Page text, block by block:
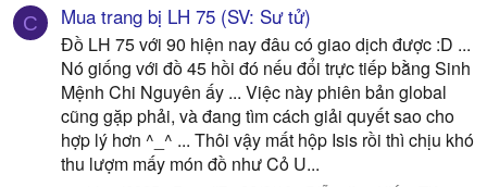
C Mua trang bị LH 75 (SV: Sư tử)
Đồ LH 75 với 90 hiện nay đâu có giao dịch được :D ...
Nó giống với đồ 45 hồi đó nếu đổi trực tiếp bằng Sinh
Mệnh Chi Nguyên ấy ... Việc này phiên bản global
cũng gặp phải, và đang tìm cách giải quyết sao cho
hợp lý hơn ^_^ ... Thôi vậy mất hộp Isis rồi thì chịu khó
thu lượm mấy món đồ như Cỏ U...